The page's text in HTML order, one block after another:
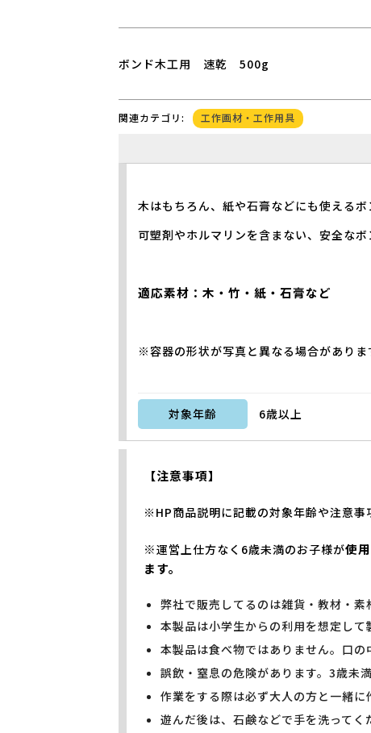
ボンド木工用 速乾 500g
関連カテゴリ: 工作画材・工作用具
木はもちろん、紙や石膏などにも使えるボ
可塑剤やホルマリンを含まない、安全なボ
適応素材：木・竹・紙・石膏など
※容器の形状が写真と異なる場合がありま
対象年齢 6歳以上
【注意事項】
※HP商品説明に記載の対象年齢や注意事
※運営上仕方なく6歳未満のお子様が使
ます。
弊社で販売してるのは雑貨・教材・素
本製品は小学生からの利用を想定して
本製品は食べ物ではありません。口の
誤飲・窒息の危険があります。3歳未
作業をする際は必ず大人の方と一緒に
遊んだ後は、石鹸などで手を洗ってく